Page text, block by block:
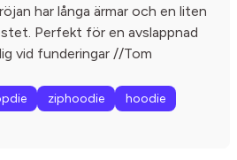
har långa ärmar och en liten
Perfekt för en avslappnad
vid funderingar //Tom
ziphoodie
hoodie